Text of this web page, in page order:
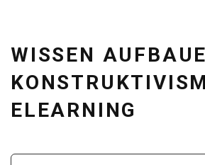
WISSEN
ELEARNING